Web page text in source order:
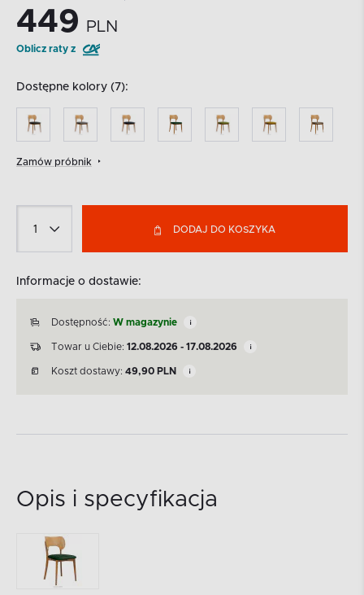
449 PLN
Oblicz raty z
Dostępne kolory (7):
Zamów próbnik
DODAJ DO KOSZYKA
Informacje o dostawie:
Dostępność: W magazynie
Towar u Ciebie: 12.08.2026 - 17.08.2026
Koszt dostawy: 49,90 PLN
Opis i specyfikacja